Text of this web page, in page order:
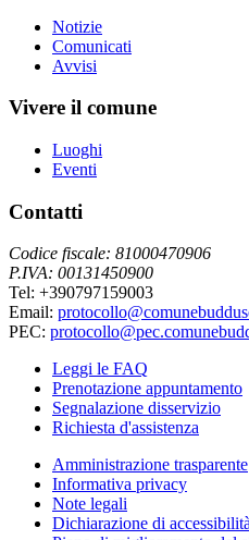
Notizie
Comunicati
Avvisi
Vivere il comune
Luoghi
Eventi
Contatti
Codice fiscale: 81000470906
P.IVA: 00131450900
Tel: +390797159003
Email:
PEC:
Leggi le FAQ
Prenotazione appuntamento
Segnalazione disservizio
Richiesta d'assistenza
Amministrazione trasparente
Informativa privacy
Note legali
Dichiarazione di accessibilità